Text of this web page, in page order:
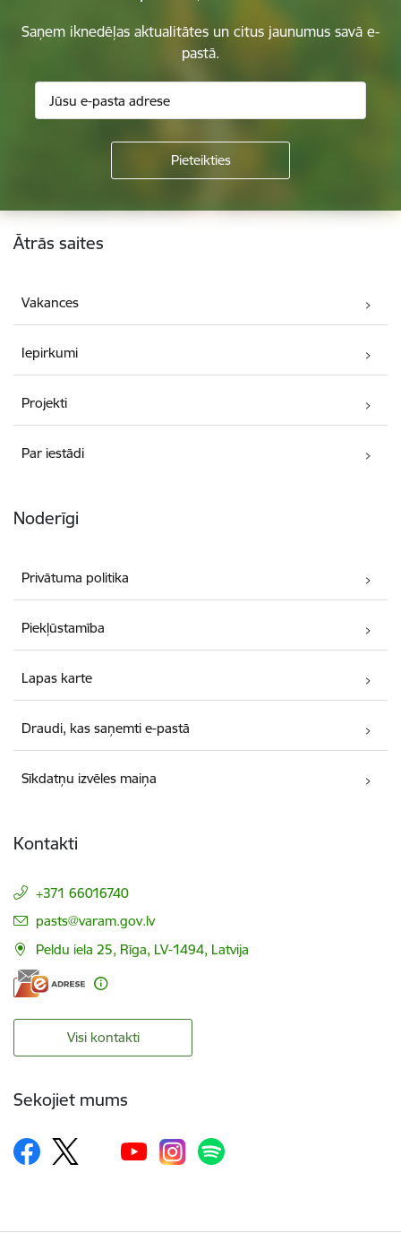
Saņem iknedēļas aktualitātes un citus jaunumus savā e-
pastā.
Kājene
Ātrās saites
Vakances
Iepirkumi
Projekti
Par iestādi
Noderīgi
Privātuma politika
Piekļūstamība
Lapas karte
Draudi, kas saņemti e-pastā
Sīkdatņu izvēles maiņa
Kontakti
+371 66016740
E-pasts:
pasts@varam.gov.lv
Peldu iela 25, Rīga, LV-1494, Latvija
Visi kontakti
Sekojiet mums